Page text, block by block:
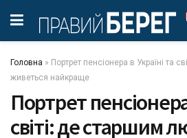
Головна » Портрет пенсіонера в Україні та
живеться найкраще
Портрет
світі: де старшим